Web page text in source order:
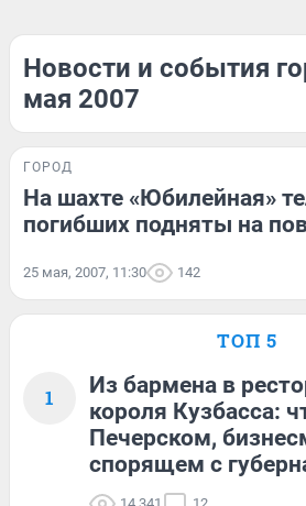
Новости и события
мая 2007
ГОРОД
На шахте «Юбилейная»
погибших подняты на
25 мая, 2007, 11:30 142
ТОП 5
1
Из бармена в
короля Кузбасса:
Печерском,
спорящем с